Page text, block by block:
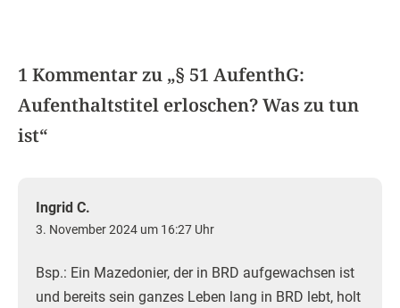
1 Kommentar zu „§ 51 AufenthG:
Aufenthaltstitel erloschen? Was zu tun
ist“
Ingrid C.
3. November 2024 um 16:27 Uhr
Bsp.: Ein Mazedonier, der in BRD aufgewachsen ist
und bereits sein ganzes Leben lang in BRD lebt, holt